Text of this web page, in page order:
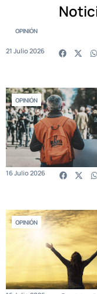
OPINIÓN
21 Julio 2026
OPINIÓN
16 Julio 2026
OPINIÓN